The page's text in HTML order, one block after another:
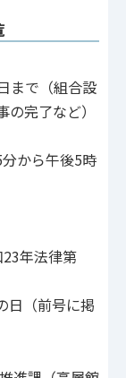
まで（組合設
完了など）
から午後5時
年法律第
（前号に掲